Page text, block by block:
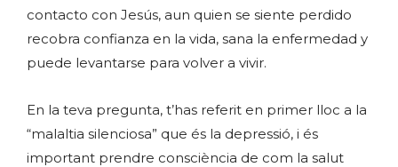
contacto con Jesús, aun quien se siente perdido
recobra confianza en la vida, sana la enfermedad y
puede levantarse para volver a vivir.
En la teva pregunta, t’has referit en primer lloc a la
“malaltia silenciosa” que és la depressió, i és
important prendre consciència de com la salut